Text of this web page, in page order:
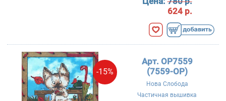
624 р.
-15%
Арт. OP7559
(7559-OP)
Нова Слобода
Частичная вышивка